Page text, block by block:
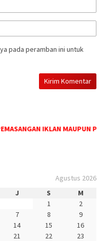
pada peramban ini untuk
IKLAN MAUPUN
Agustus 2026
J S
M
1
2
7 8
9
14 15
16
21 22
23